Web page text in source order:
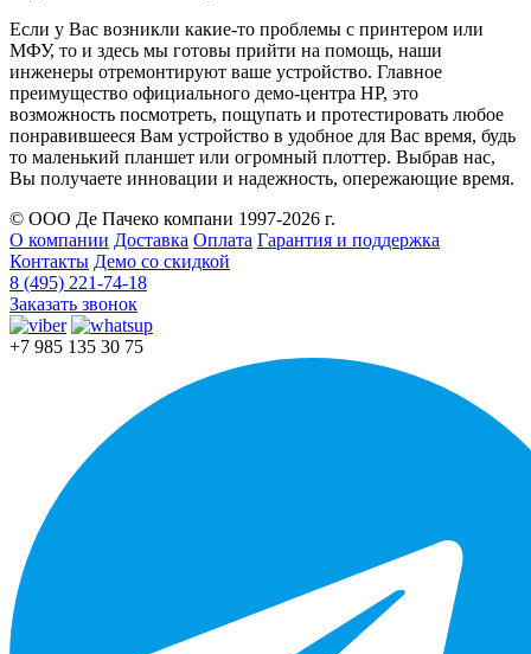
Если у Вас возникли какие-то проблемы с принтером или
МФУ, то и здесь мы готовы прийти на помощь, наши
инженеры отремонтируют ваше устройство. Главное
преимущество официального демо-центра HP, это
возможность посмотреть, пощупать и протестировать любое
понравившееся Вам устройство в удобное для Вас время, будь
то маленький планшет или огромный плоттер. Выбрав нас,
Вы получаете инновации и надежность, опережающие время.
© ООО Де Пачеко компани 1997-2026 г.
О компании Доставка Оплата Гарантия и поддержка
Контакты Демо со скидкой
8 (495) 221-74-18
Заказать звонок
+7 985 135 30 75